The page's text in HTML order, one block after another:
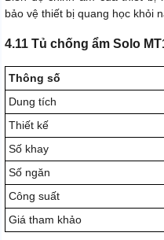
bảo vệ thiết bị quang học khỏi
4.11 Tủ chống ẩm Solo
Thông số
Dung tích
Thiết kế
Số khay
Số ngăn
Công suất
Giá tham khảo